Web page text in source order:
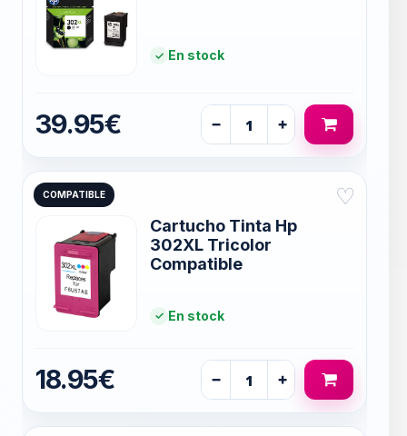
En stock
39.95€ − +
COMPATIBLE ♡
Cartucho Tinta Hp
302XL Tricolor
Compatible
En stock
18.95€ − +